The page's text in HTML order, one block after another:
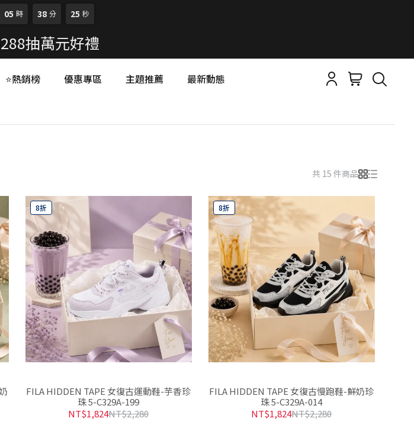
05 時 38 分 24 秒
抽萬元好禮
⭐熱銷榜 優惠專區 主題推薦 最新動態
共 15 件商品
8折
FILA HIDDEN TAPE 女復古運動鞋-芋香珍
珠 5-C329A-199
NT$1,824NT$2,280
8折
FILA HIDDEN TAPE 女復古慢跑鞋-鮮奶珍
珠 5-C329A-014
NT$1,824NT$2,280